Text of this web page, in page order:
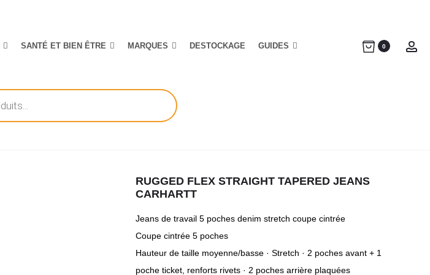
SANTÉ ET BIEN ÊTRE MARQUES DESTOCKAGE GUIDES 0
RUGGED FLEX STRAIGHT TAPERED JEANS
CARHARTT
Jeans de travail 5 poches denim stretch coupe cintrée
Coupe cintrée 5 poches
Hauteur de taille moyenne/basse · Stretch · 2 poches avant + 1
poche ticket, renforts rivets · 2 poches arrière plaquées